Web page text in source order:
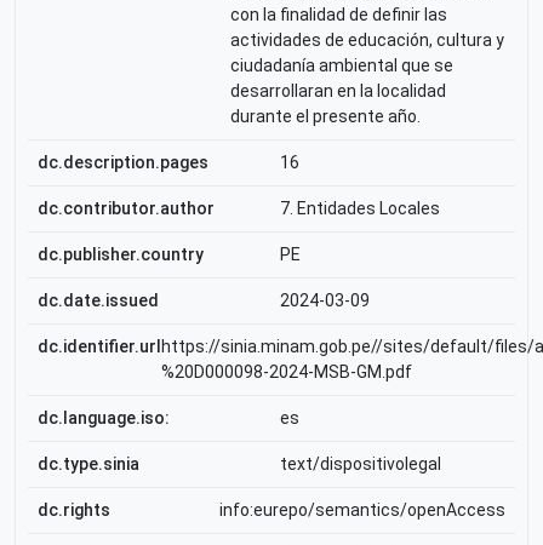
con la finalidad de definir las
actividades de educación, cultura y
ciudadanía ambiental que se
desarrollaran en la localidad
durante el presente año.
dc.description.pages 16
dc.contributor.author 7. Entidades Locales
dc.publisher.country PE
dc.date.issued 2024-03-09
dc.identifier.url https://sinia.minam.gob.pe//sites/default/files/
%20D000098-2024-MSB-GM.pdf
dc.language.iso: es
dc.type.sinia text/dispositivolegal
dc.rights info:eurepo/semantics/openAccess